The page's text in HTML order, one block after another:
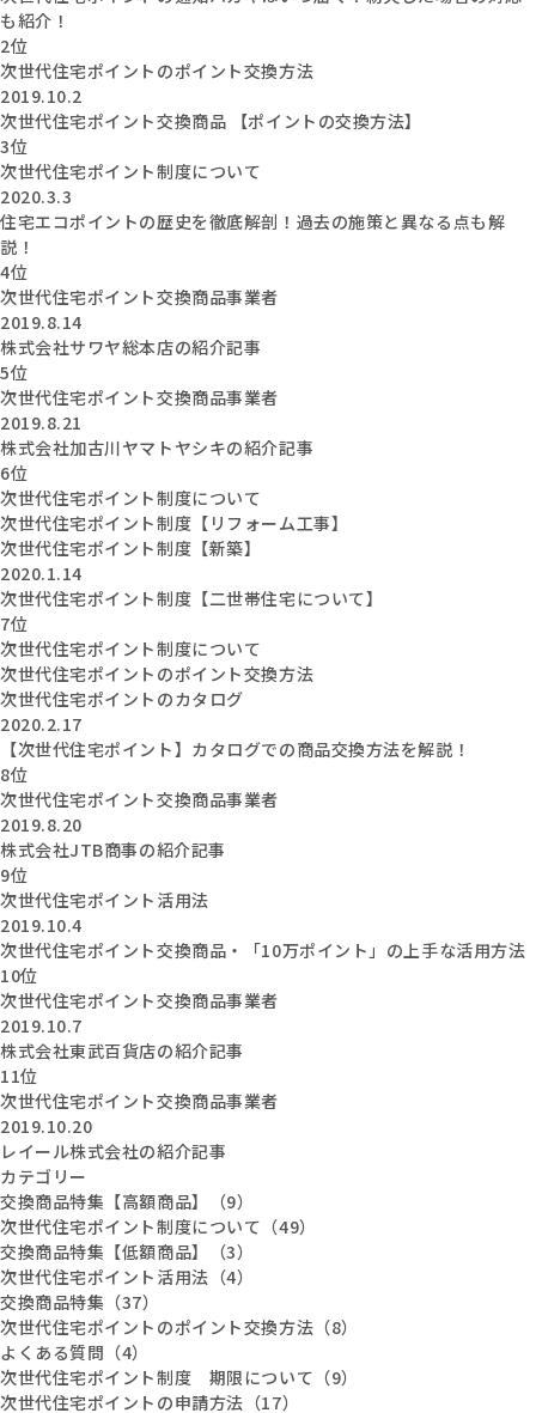
も紹介！
2位
次世代住宅ポイントのポイント交換方法
2019.10.2
次世代住宅ポイント交換商品 【ポイントの交換方法】
3位
次世代住宅ポイント制度について
2020.3.3
住宅エコポイントの歴史を徹底解剖！過去の施策と異なる点も解
説！
4位
次世代住宅ポイント交換商品事業者
2019.8.14
株式会社サワヤ総本店の紹介記事
5位
次世代住宅ポイント交換商品事業者
2019.8.21
株式会社加古川ヤマトヤシキの紹介記事
6位
次世代住宅ポイント制度について
次世代住宅ポイント制度【リフォーム工事】
次世代住宅ポイント制度【新築】
2020.1.14
次世代住宅ポイント制度【二世帯住宅について】
7位
次世代住宅ポイント制度について
次世代住宅ポイントのポイント交換方法
次世代住宅ポイントのカタログ
2020.2.17
【次世代住宅ポイント】カタログでの商品交換方法を解説！
8位
次世代住宅ポイント交換商品事業者
2019.8.20
株式会社JTB商事の紹介記事
9位
次世代住宅ポイント活用法
2019.10.4
次世代住宅ポイント交換商品・「10万ポイント」の上手な活用方法
10位
次世代住宅ポイント交換商品事業者
2019.10.7
株式会社東武百貨店の紹介記事
11位
次世代住宅ポイント交換商品事業者
2019.10.20
レイール株式会社の紹介記事
カテゴリー
交換商品特集【高額商品】（9）
次世代住宅ポイント制度について（49）
交換商品特集【低額商品】（3）
次世代住宅ポイント活用法（4）
交換商品特集（37）
次世代住宅ポイントのポイント交換方法（8）
よくある質問（4）
次世代住宅ポイント制度 期限について（9）
次世代住宅ポイントの申請方法（17）